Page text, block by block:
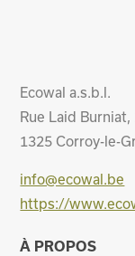
Ecowal a.s.b.l.
Rue Laid Burniat,
1325 Corroy-le-
info@ecowal.be
https://
À PROPOS